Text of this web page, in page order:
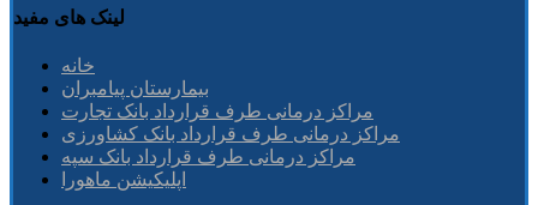
لینک های مفید
خانه
بیمارستان پیامبران
مراکز درمانی طرف قرارداد بانک تجارت
مراکز درمانی طرف قرارداد بانک کشاورزی
مراکز درمانی طرف قرارداد بانک سپه
اپلیکیشن ماهورا